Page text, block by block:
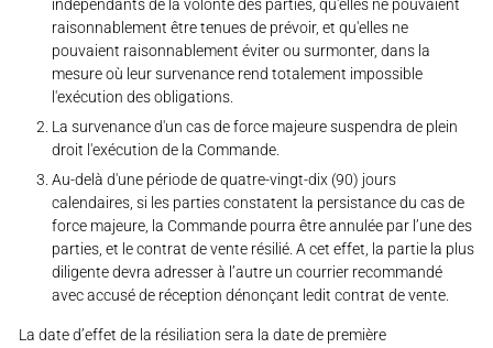
indépendants de la volonté des parties, qu'elles ne pouvaient
raisonnablement être tenues de prévoir, et qu'elles ne
pouvaient raisonnablement éviter ou surmonter, dans la
mesure où leur survenance rend totalement impossible
l'exécution des obligations.
La survenance d'un cas de force majeure suspendra de plein
droit l'exécution de la Commande.
Au-delà d'une période de quatre-vingt-dix (90) jours
calendaires, si les parties constatent la persistance du cas de
force majeure, la Commande pourra être annulée par l’une des
parties, et le contrat de vente résilié. A cet effet, la partie la plus
diligente devra adresser à l’autre un courrier recommandé
avec accusé de réception dénonçant ledit contrat de vente.
La date d’effet de la résiliation sera la date de première